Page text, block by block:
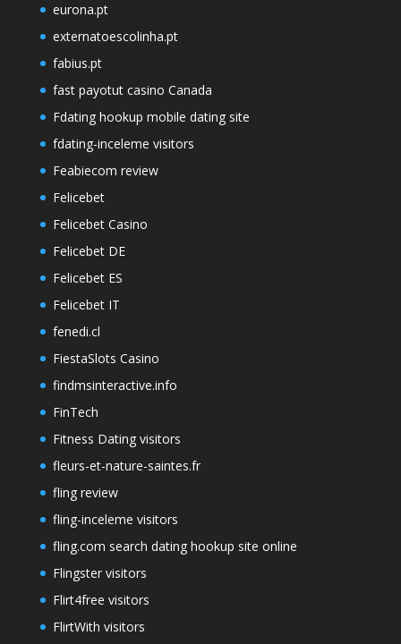
eurona.pt
externatoescolinha.pt
fabius.pt
fast payotut casino Canada
Fdating hookup mobile dating site
fdating-inceleme visitors
Feabiecom review
Felicebet
Felicebet Casino
Felicebet DE
Felicebet ES
Felicebet IT
fenedi.cl
FiestaSlots Casino
findmsinteractive.info
FinTech
Fitness Dating visitors
fleurs-et-nature-saintes.fr
fling review
fling-inceleme visitors
fling.com search dating hookup site online
Flingster visitors
Flirt4free visitors
FlirtWith visitors